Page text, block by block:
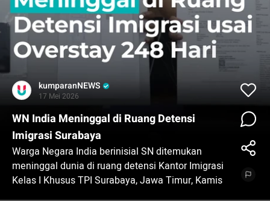
kumparanNEWS
17 Mei 2026
WN India Meninggal di Ruang Detensi
Imigrasi Surabaya
Warga Negara India berinisial SN ditemukan
meninggal dunia di ruang detensi Kantor Imigrasi
Kelas I Khusus TPI Surabaya, Jawa Timur, Kamis